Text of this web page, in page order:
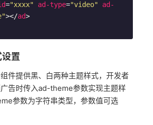
="xxxx" ad-type="video"
ad-
></ad>
置
件提供黑、白两种主题样式，开发者
告时传入ad-theme参数实现主题样
参数为字符串类型，参数值可选